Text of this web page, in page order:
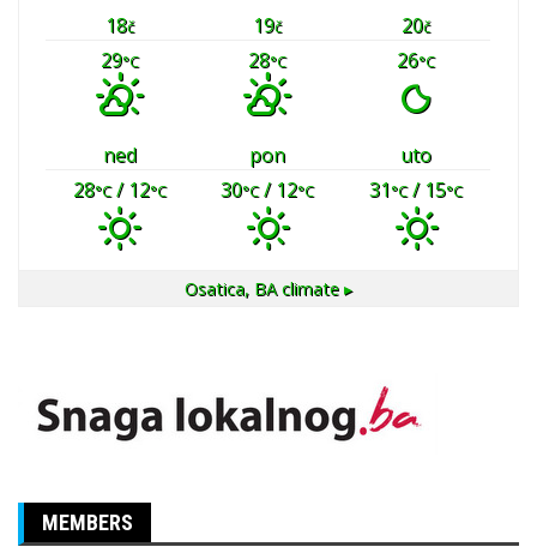
18č 19č 20č
29°C 28°C 26°C
ned pon
uto
28°C/ 12°C 30°C/ 12°C 31°C/ 15°C
Osatica, BAclimate ▸
MEMBERS